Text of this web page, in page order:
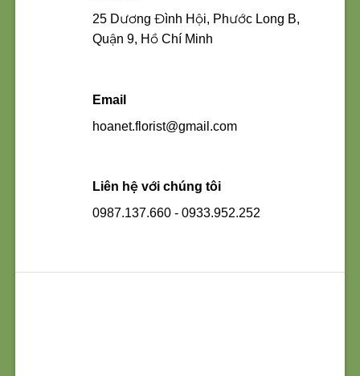
25 Dương Đình Hội, Phước Long B,
Quận 9, Hồ Chí Minh
Email
hoanet.florist@gmail.com
Liên hệ với chúng tôi
0987.137.660 - 0933.952.252